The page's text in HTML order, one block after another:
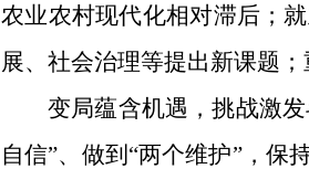
农业农村现代化相对滞后；
展、社会治理等提出新课题；
变局蕴含机遇，挑战激
自信”、做到“两个维护”，保